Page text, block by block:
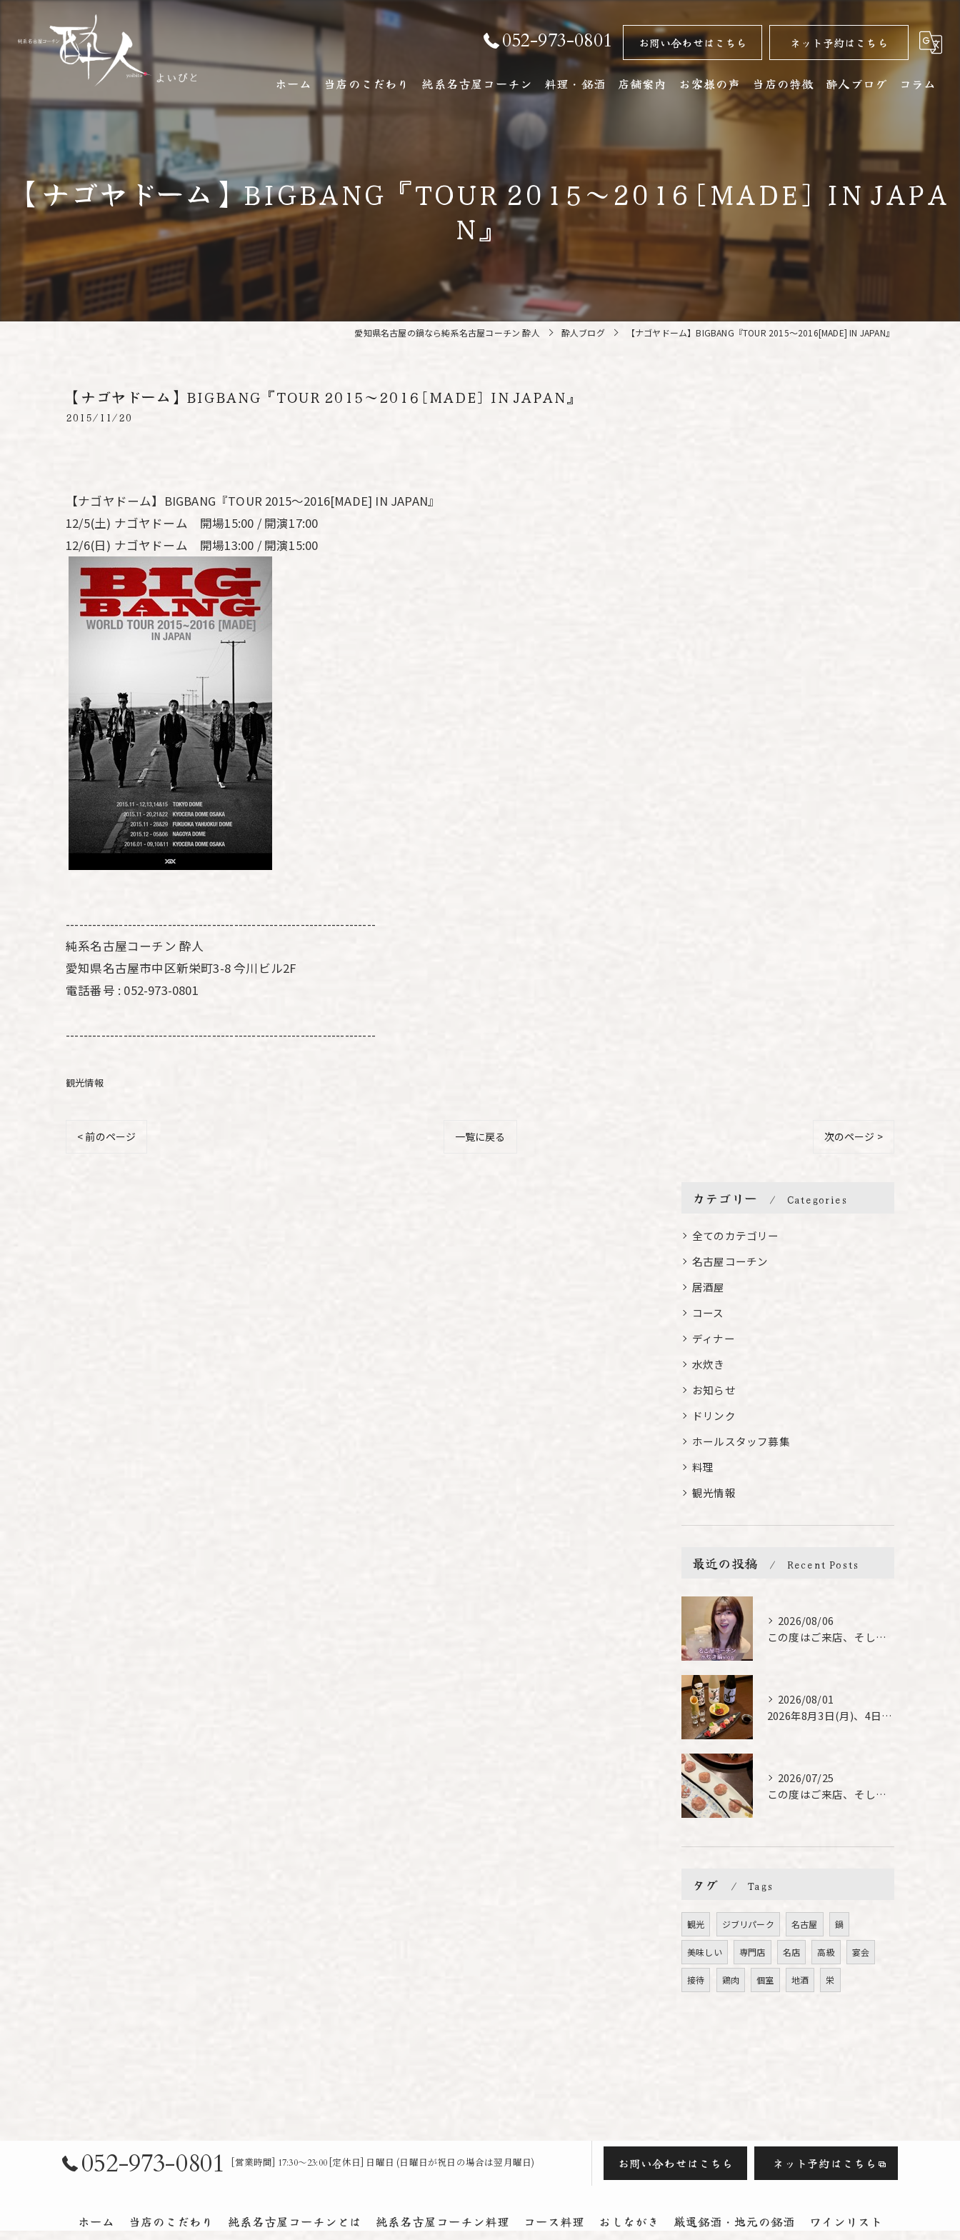
052-973-0801 お問い合わせはこちら ネット予約はこちら
ホーム 当店のこだわり 純系名古屋コーチン
純系名古屋コーチンとは
料理・銘酒
厳選銘酒・地元の銘酒
その他ドリンク
店舗案内
アクセス
お客様の声 当店の特徴
コース
ディナー
酔人ブログ コラム
【ナゴヤドーム】BIGBANG『TOUR 2015～2016[MADE] IN JAPA
N』
愛知県名古屋の鍋なら純系名古屋コーチン 酔人 酔人ブログ 【ナゴヤドーム】BIGBANG『TOUR 2015～2016[MADE] IN JAPAN』
【ナゴヤドーム】BIGBANG『TOUR 2015～2016[MADE] IN JAPAN』
2015/11/20
【ナゴヤドーム】BIGBANG『TOUR 2015～2016[MADE] IN JAPAN』
12/5(土) ナゴヤドーム 開場15:00 / 開演17:00
12/6(日) ナゴヤドーム 開場13:00 / 開演15:00
----------------------------------------------------------------------
純系名古屋コーチン 酔人
愛知県名古屋市中区新栄町3-8 今川ビル2F
電話番号 : 052-973-0801
----------------------------------------------------------------------
観光情報
< 前のページ 一覧に戻る 次のページ >
カテゴリー Categories
全てのカテゴリー
名古屋コーチン
居酒屋
コース
ディナー
水炊き
お知らせ
ドリンク
ホールスタッフ募集
料理
観光情報
最近の投稿 Recent Posts
2026/08/06
この度はご来店、そして素敵なご紹介誠にありがとうございます✨...
2026/08/01
2026年8月3日(月)、4日(火)は、臨時休業させて頂きま...
2026/07/25
この度はご来店、そして素敵なご紹介誠にありがとうございます✨...
タグ Tags
観光 ジブリパーク 名古屋 鍋
美味しい 専門店 名店 高級 宴会
接待 鶏肉 個室 地酒 栄
052-973-0801 [営業時間] 17:30～23:00 [定休日] 日曜日 (日曜日が祝日の場合は翌月曜日) お問い合わせはこちら ネット予約はこちら
ホーム 当店のこだわり 純系名古屋コーチンとは 純系名古屋コーチン料理 コース料理 おしながき 厳選銘酒・地元の銘酒 ワインリスト